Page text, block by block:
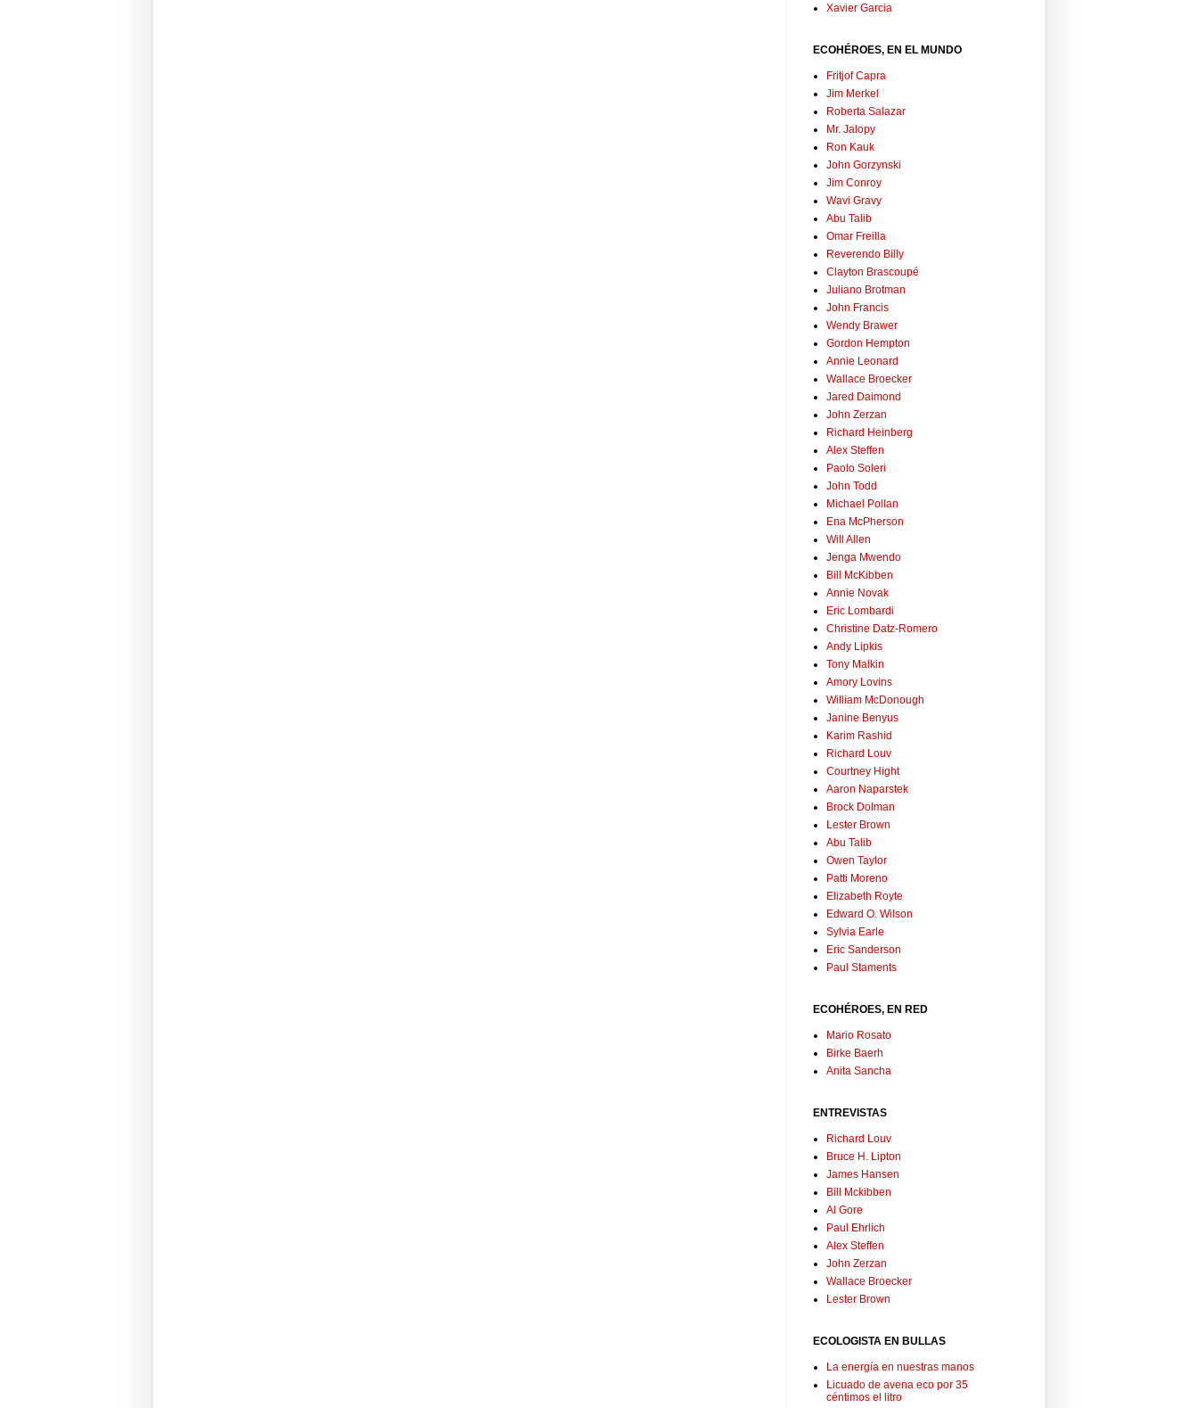
Xavier Garcia
ECOHÉROES, EN EL MUNDO
Fritjof Capra
Jim Merkel
Roberta Salazar
Mr. Jalopy
Ron Kauk
John Gorzynski
Jim Conroy
Wavi Gravy
Abu Talib
Omar Freilla
Reverendo Billy
Clayton Brascoupé
Juliano Brotman
John Francis
Wendy Brawer
Gordon Hempton
Annie Leonard
Wallace Broecker
Jared Daimond
John Zerzan
Richard Heinberg
Alex Steffen
Paolo Soleri
John Todd
Michael Pollan
Ena McPherson
Will Allen
Jenga Mwendo
Bill McKibben
Annie Novak
Eric Lombardi
Christine Datz-Romero
Andy Lipkis
Tony Malkin
Amory Lovins
William McDonough
Janine Benyus
Karim Rashid
Richard Louv
Courtney Hight
Aaron Naparstek
Brock Dolman
Lester Brown
Abu Talib
Owen Taylor
Patti Moreno
Elizabeth Royte
Edward O. Wilson
Sylvia Earle
Eric Sanderson
Paul Staments
ECOHÉROES, EN RED
Mario Rosato
Birke Baerh
Anita Sancha
ENTREVISTAS
Richard Louv
Bruce H. Lipton
James Hansen
Bill Mckibben
Al Gore
Paul Ehrlich
Alex Steffen
John Zerzan
Wallace Broecker
Lester Brown
ECOLOGISTA EN BULLAS
La energía en nuestras manos
Licuado de avena eco por 35
céntimos el litro